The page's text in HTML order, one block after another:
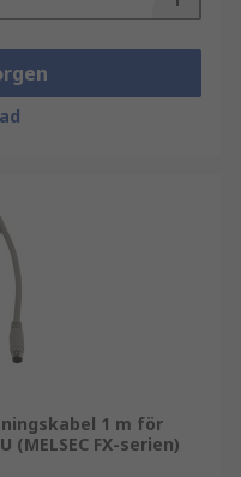
1 m för
(MELSEC FX-serien)